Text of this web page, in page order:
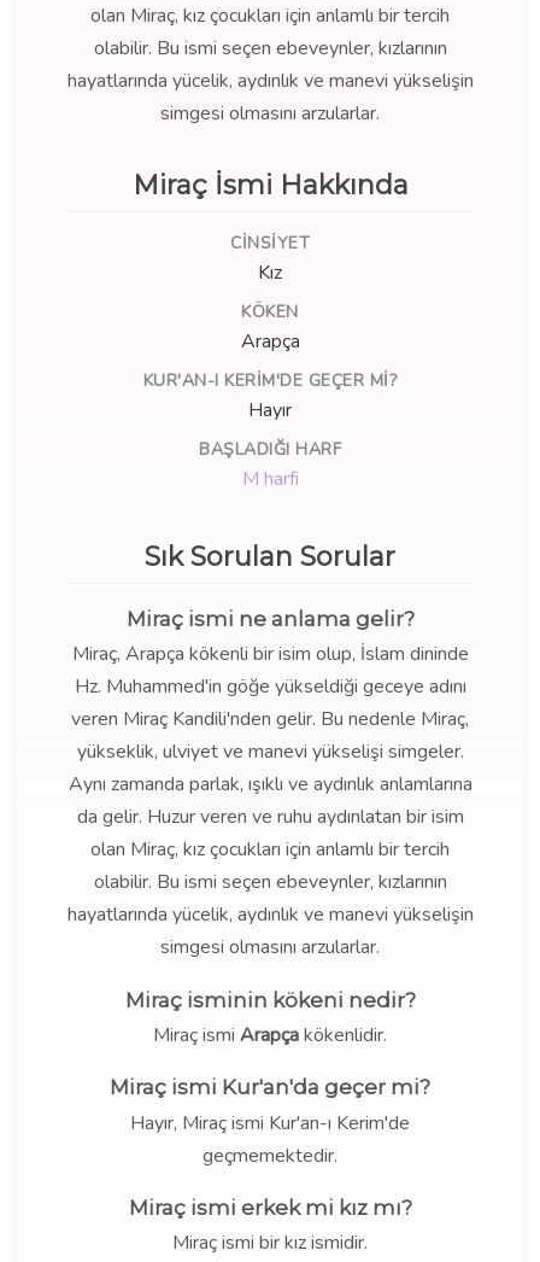
olan Miraç, kız çocukları için anlamlı bir tercih
olabilir. Bu ismi seçen ebeveynler, kızlarının
hayatlarında yücelik, aydınlık ve manevi yükselişin
simgesi olmasını arzularlar.
Miraç İsmi Hakkında
CINSIYET
Kız
KÖKEN
Arapça
KUR'AN-I KERIM'DE GEÇER MI?
Hayır
BAŞLADIĞI HARF
M harfi
Sık Sorulan Sorular
Miraç ismi ne anlama gelir?
Miraç, Arapça kökenli bir isim olup, İslam dininde
Hz. Muhammed'in göğe yükseldiği geceye adını
veren Miraç Kandili'nden gelir. Bu nedenle Miraç,
yükseklik, ulviyet ve manevi yükselişi simgeler.
Aynı zamanda parlak, ışıklı ve aydınlık anlamlarına
da gelir. Huzur veren ve ruhu aydınlatan bir isim
olan Miraç, kız çocukları için anlamlı bir tercih
olabilir. Bu ismi seçen ebeveynler, kızlarının
hayatlarında yücelik, aydınlık ve manevi yükselişin
simgesi olmasını arzularlar.
Miraç isminin kökeni nedir?
Miraç ismi Arapçakökenlidir.
Miraç ismi Kur'an'da geçer mi?
Hayır, Miraç ismi Kur'an-ı Kerim'de
geçmemektedir.
Miraç ismi erkek mi kız mı?
Miraç ismi bir kız ismidir.